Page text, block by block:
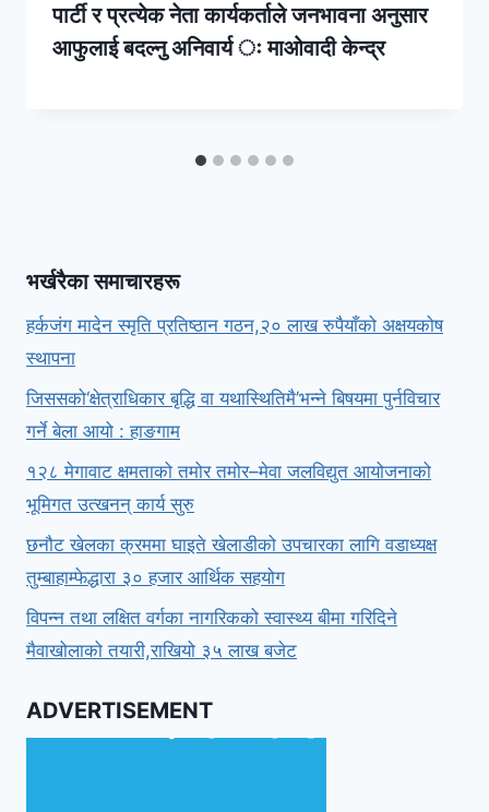
पार्टी र प्रत्येक नेता कार्यकर्ताले जनभावना अनुसार
आफुलाई बदल्नु अनिवार्य ः माओवादी केन्द्र
भर्खरैका समाचारहरू
हर्कजंग मादेन स्मृति प्रतिष्ठान गठन,२० लाख रुपैयाँको अक्षयकोष
स्थापना
जिससको‘क्षेत्राधिकार बृद्धि वा यथास्थितिमै’भन्ने बिषयमा पुर्नविचार
गर्ने बेला आयो : हाङगाम
१२८ मेगावाट क्षमताको तमोर तमोर–मेवा जलविद्युत आयोजनाको
भूमिगत उत्खनन् कार्य सुरु
छनौट खेलका क्रममा घाइते खेलाडीको उपचारका लागि वडाध्यक्ष
तुम्बाहाम्फेद्धारा ३० हजार आर्थिक सहयोग
विपन्न तथा लक्षित वर्गका नागरिकको स्वास्थ्य बीमा गरिदिने
मैवाखोलाको तयारी,राखियो ३५ लाख बजेट
ADVERTISEMENT